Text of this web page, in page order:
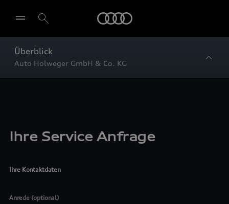
Überblick
Auto Holweger GmbH & Co. KG